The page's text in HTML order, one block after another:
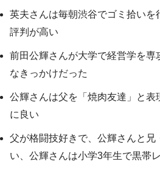
英夫さんは毎朝渋谷でゴミ拾いを
評判が高い
前田公輝さんが大学で経営学を専
なきっかけだった
公輝さんは父を「焼肉友達」と表
に良い
父が格闘技好きで、公輝さんと兄
い、公輝さんは小学3年生で黒帯